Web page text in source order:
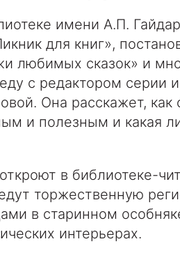
имени А.П.
для книг»,
любимых сказок» и
с редактором серии
Она расскажет, как
и полезным и какая
в библиотеке-
торжественную
в старинном
интерьерах.